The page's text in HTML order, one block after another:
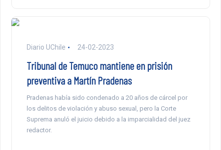
Diario UChile 24-02-2023
Tribunal de Temuco mantiene en prisión
preventiva a Martín Pradenas
Pradenas había sido condenado a 20 años de cárcel por
los delitos de violación y abuso sexual, pero la Corte
Suprema anuló el juicio debido a la imparcialidad del juez
redactor.